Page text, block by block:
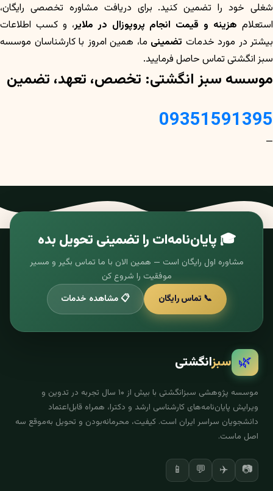
شغلی خود را تضمین کنید. برای دریافت مشاوره تخصصی رایگان،
استعلام هزینه و قیمت انجام پروپوزال در ملایر، و کسب اطلاعات
بیشتر در مورد خدمات تضمینی ما، همین امروز با کارشناسان موسسه
سبز انگشتی تماس حاصل فرمایید.
موسسه سبز انگشتی: تخصص، تعهد، تضمین
09351591395
—
🎓 پایان‌نامه‌ات را تضمینی تحویل بده
مشاوره اول رایگان است — همین الان با ما تماس بگیر و مسیر
موفقیت را شروع کن
📞 تماس رایگان
📋 مشاهده خدمات
🌿 سبزانگشتی
موسسه پژوهشی سبزانگشتی با بیش از ۱۰ سال تجربه در تدوین و
ویرایش پایان‌نامه‌های کارشناسی ارشد و دکترا، همراه قابل‌اعتماد
دانشجویان سراسر ایران است. کیفیت، محرمانه‌بودن و تحویل به‌موقع سه
اصل ماست.
📷
✈️
💬
📱